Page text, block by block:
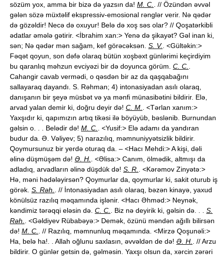
sözüm yox, amma bir bizə də yazsın da! M. C.
. // Özündən əvvəl
gələn sözə müxtəlif ekspressiv-emosional rənglər verir. Nə qədər
də gözəldir! Necə də oxuyur! Belə də xoş səs olar? // Qoşatərkibli
ədatlar əmələ gətirir. <İbrahim xan:> Yenə də şikayət? Gəl inan ki,
sən; Nə qədər mən sağam, kef görəcəksən. S. V. . <Gültəkin:>
Fəqət qoyun, son dəfə olaraq bütün xoşbəxt günlərimi keçirdiyim
bu qaranlıq məhzun evciyəzi bir də doyunca görüm. C. C.
Cahangir cavab vermədi, o qəsdən bir az da qaşqabağını
sallayaraq dayandı. S. Rəhman; 4) intonasiyadan asılı olaraq,
danışanın bir şeyə müsbət və ya mənfi münasibətini bildirir. Elə,
arvad yalan demir ki, doğru deyir də! C. M.
. <Tərlan xanım:>
Yaxşıdır ki, qapımızın artıq tikəsi ilə böyüyüb, bəslənib. Burnundan
gəlsin o. . . Belədir də! M. C.
. <Yusif:> Elə adamı da yandıran
budur da. Ə. Vəliyev; 5) narazılıq, məmnuniyyətsizlik bildirir.
Qoymursunuz bir yerdə oturaq da. – <Hacı Mehdi:> A kişi, dəli
əlinə düşmüşəm də! Ə. H.
. <Əlisa:> Canım, ölmədik, altmışı da
adladıq, arvadların əlinə düşdük də! S. R.
. <Kərəmov Zinyətə:>
Hə, məni hədələyirsən? Qoymurlar da, qoymurlar ki, sakit oturub iş
görək. S. Rəh.
. // İntonasiyadan asılı olaraq, bəzən kinayə, yaxud
könülsüz razılıq məqamında işlənir. <Hacı Əhməd:> Neynək,
kəndimiz tərəqqi eləsin də. C. C. . Biz nə deyirik ki, gəlsin də. . . S.
Rəh.
. <Gəldiyev Rübabəyə:> Demək, özünü məndən ağıllı bilirsən
də! M. C.
. // Razılıq, məmnunluq məqamında. <Mirzə Qoşunəli:>
Ha, belə ha!. . Allah oğlunu saxlasın, əvvəldən de də! Ə. H.
. // Arzu
bildirir. O günlər getsin də, gəlməsin. Yaxşı olsun da, xərcin zərəri